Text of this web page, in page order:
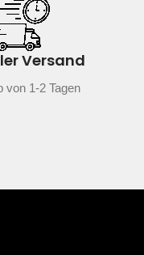
Versand
von 1-2 Tagen